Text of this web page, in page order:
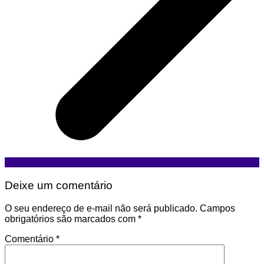
Deixe um comentário
O seu endereço de e-mail não será publicado. Campos
obrigatórios são marcados com *
Comentário *